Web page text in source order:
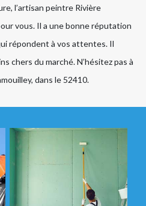
l’artisan peintre Rivière
vous. Il a une bonne réputation
répondent à vos attentes. Il
chers du marché. N’hésitez pas à
dans le 52410.